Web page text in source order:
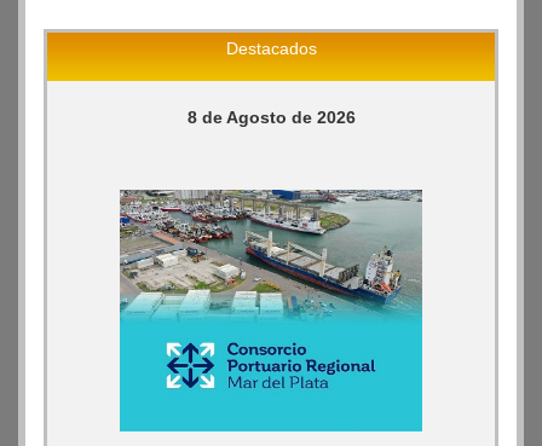
Destacados
8 de Agosto de 2026